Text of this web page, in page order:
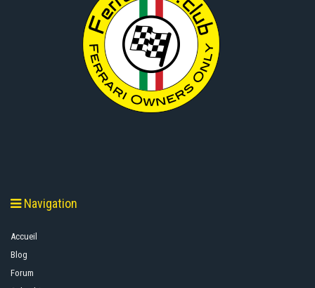
Navigation
Accueil
Blog
Forum